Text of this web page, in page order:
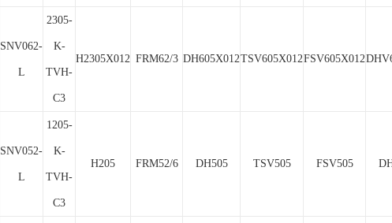
SNV062-
L
2305-
K-
TVH-
C3
H2305X012 FRM62/3 DH605X012TSV605X012FSV605X012
SNV052-
L
1205-
K-
TVH-
C3
H205 FRM52/6 DH505 TSV505 FSV505